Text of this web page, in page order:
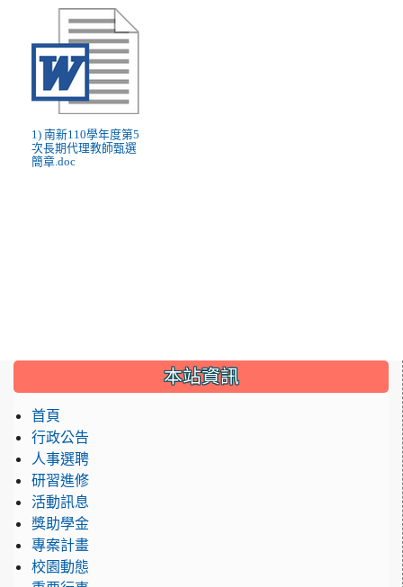
1) 南新110學年度第5
次長期代理教師甄選
簡章.doc
::: 本站資訊
首頁
行政公告
人事選聘
研習進修
活動訊息
獎助學金
專案計畫
校園動態